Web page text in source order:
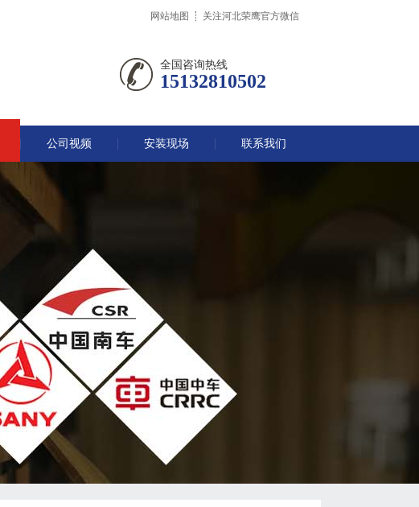
网站地图 关注河北荣鹰官方微信
全国咨询热线
15132810502
公司视频
安装现场 联系我们